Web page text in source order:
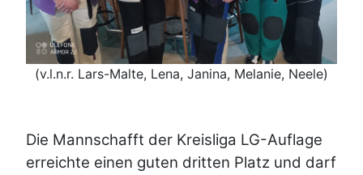
(v.l.n.r. Lars-Malte, Lena, Janina, Melanie, Neele)
Die Mannschafft der Kreisliga LG-Auflage
erreichte einen guten dritten Platz und darf